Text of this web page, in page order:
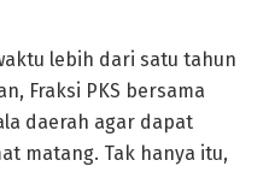
lebih dari satu tahun
Fraksi PKS bersama
daerah agar dapat
matang. Tak hanya itu,